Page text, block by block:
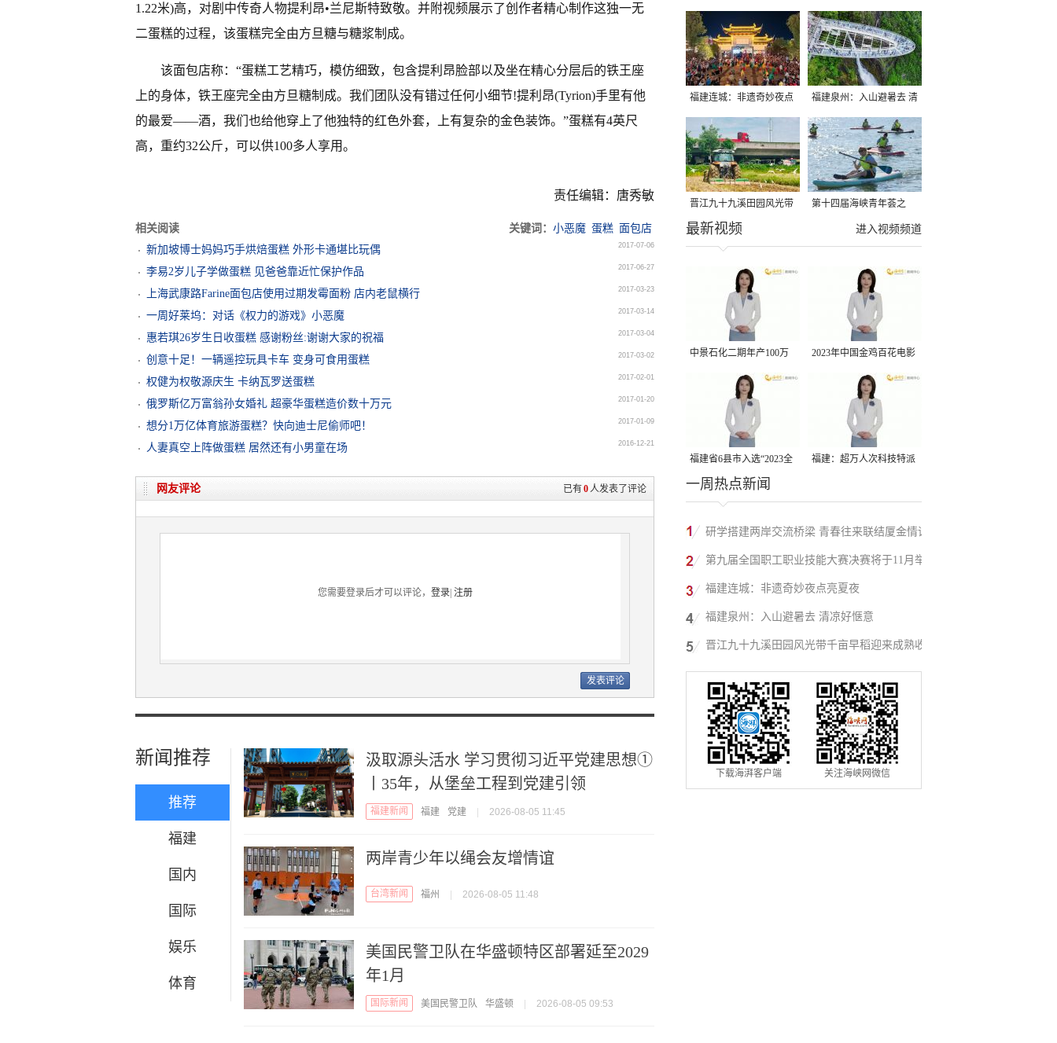
1.22米)高，对剧中传奇人物提利昂•兰尼斯特致敬。并附视频展示了创作者精心制作这独一无
二蛋糕的过程，该蛋糕完全由方旦糖与糖浆制成。
该面包店称：“蛋糕工艺精巧，模仿细致，包含提利昂脸部以及坐在精心分层后的铁王座
上的身体，铁王座完全由方旦糖制成。我们团队没有错过任何小细节!提利昂(Tyrion)手里有他
的最爱——酒，我们也给他穿上了他独特的红色外套，上有复杂的金色装饰。”蛋糕有4英尺
高，重约32公斤，可以供100多人享用。
责任编辑：唐秀敏
相关阅读 关键词： 小恶魔 蛋糕 面包店
新加坡博士妈妈巧手烘焙蛋糕 外形卡通堪比玩偶
2017-07-06
李易2岁儿子学做蛋糕 见爸爸靠近忙保护作品 2017-06-27
上海武康路Farine面包店使用过期发霉面粉 店内老鼠横行 2017-03-23
一周好莱坞：对话《权力的游戏》小恶魔 2017-03-14
惠若琪26岁生日收蛋糕 感谢粉丝:谢谢大家的祝福 2017-03-04
创意十足！一辆遥控玩具卡车 变身可食用蛋糕 2017-03-02
权健为权敬源庆生 卡纳瓦罗送蛋糕 2017-02-01
俄罗斯亿万富翁孙女婚礼 超豪华蛋糕造价数十万元 2017-01-20
想分1万亿体育旅游蛋糕？快向迪士尼偷师吧！ 2017-01-09
人妻真空上阵做蛋糕 居然还有小男童在场 2016-12-21
已有0人发表了评论
网友评论
您需要登录后才可以评论， 登录| 注册
新闻推荐
推荐
福建
国内
国际
娱乐
体育
汲取源头活水 学习贯彻习近平党建思想①
丨35年，从堡垒工程到党建引领
福建新闻 福建 党建 2026-08-05 11:45
两岸青少年以绳会友增情谊
台湾新闻 福州 2026-08-05 11:48
美国民警卫队在华盛顿特区部署延至2029
年1月
国际新闻 美国民警卫队 华盛顿 2026-08-05 09:53
福建连城：非遗奇妙夜点
亮夏夜
福建泉州：入山避暑去 清
凉好惬意
晋江九十九溪田园风光带
千亩早稻迎来成熟收割季
第十四届海峡青年荟之
2026榕台青年大学生水上
进入视频频道
最新视频
中景石化二期年产100万
吨丙烷脱氢项目建成中交
2023年中国金鸡百花电影
节有福电影巡展31日启动
福建省6县市入选“2023全
国县域发展潜力百强县”
福建：超万人次科技特派
一周热点新闻
研学搭建两岸交流桥梁 青春往来联结厦金情谊
第九届全国职工职业技能大赛决赛将于11月举
行
福建连城：非遗奇妙夜点亮夏夜
福建泉州：入山避暑去 清凉好惬意
晋江九十九溪田园风光带千亩早稻迎来成熟收
割季
下载海湃客户端 关注海峡网微信